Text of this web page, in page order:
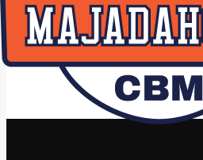
Quiénes somos
Instalaciones
Horarios Entrenamiento 2024/25
Entrenadores
Premios
Contacto